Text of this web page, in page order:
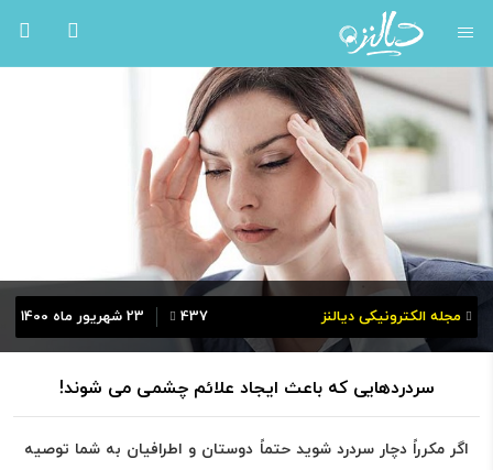
مجله الکترونیکی دیالنز 23 شهریور ماه 1400 437
سردردهایی که باعث ایجاد علائم چشمی می شوند!
اگر مکرراً دچار سردرد شوید حتماً دوستان و اطرافیان به شما توصیه